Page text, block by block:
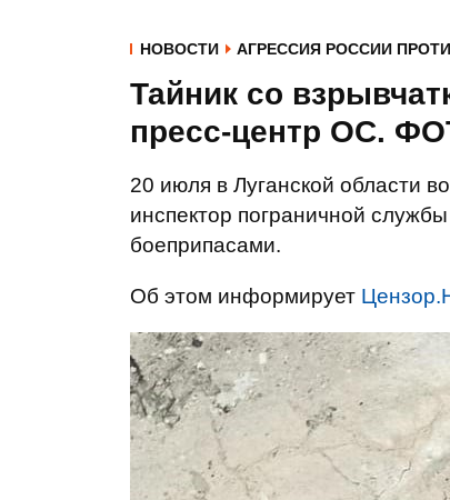
НОВОСТИ АГРЕССИЯ РОССИИ
Тайник со
пресс-центр ОС.
20 июля в Луганской области
инспектор пограничной
боеприпасами.
Об этом информирует